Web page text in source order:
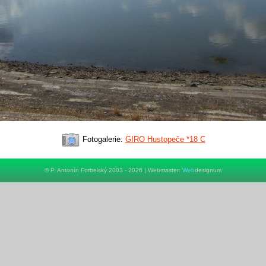
Fotogalerie: GIRO Hustopeče *18 C
© P. Antonín Forbelský 2003 - 2026 | Webmaster: Webdesignum